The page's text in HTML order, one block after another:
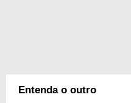
Entenda o outro